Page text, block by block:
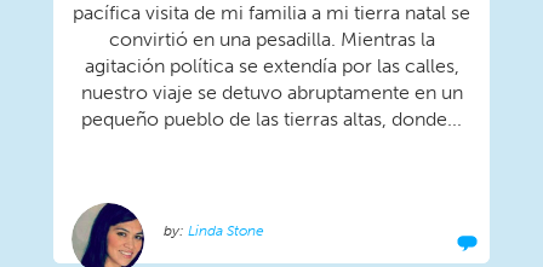
pacífica visita de mi familia a mi tierra natal se
convirtió en una pesadilla. Mientras la
agitación política se extendía por las calles,
nuestro viaje se detuvo abruptamente en un
pequeño pueblo de las tierras altas, donde...
Linda Stone